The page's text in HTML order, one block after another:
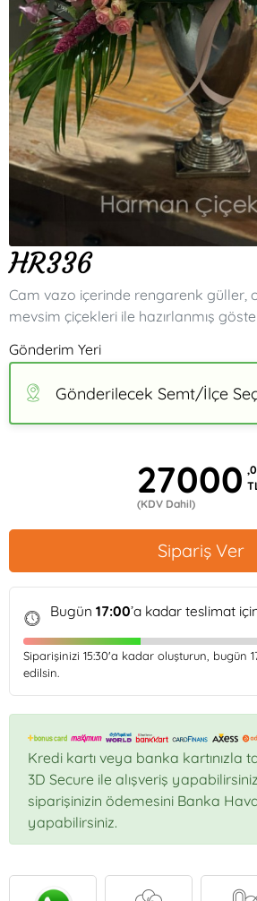
HR336
Cam vazo içerinde rengarenk güller,
mevsim çiçekleri ile hazırlanmış
Gönderim Yeri
Gönderilecek Semt/İlçe
27000
(KDV Dahil)
Sipariş Ver
Bugün 17:00’a kadar teslimat
Siparişinizi 15:30'a kadar oluşturun, bugün
edilsin.
Kredi kartı veya banka kartınızla
3D Secure ile alışveriş
siparişinizin ödemesini Banka
yapabilirsiniz.